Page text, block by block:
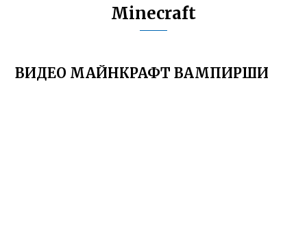
Minecraft
ВИДЕО МАЙНКРАФТ ВАМПИРШИ